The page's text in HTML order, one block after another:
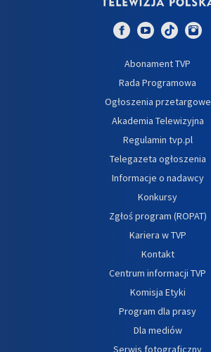
Abonament TVP
Rada Programowa
Ogłoszenia przetargowe
Akademia Telewizyjna
Regulamin tvp.pl
Telegazeta ogłoszenia
Informacje o nadawcy
Konkursy
Zgłoś program (ROPAT)
Kariera w TVP
Kontakt
Centrum informacji TVP
Komisja Etyki
Program dla prasy
Dla mediów
Serwis fotograficzny